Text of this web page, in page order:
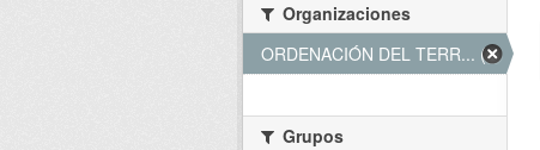
Organizaciones
ORDENACIÓN DEL TERR... (1)
Grupos